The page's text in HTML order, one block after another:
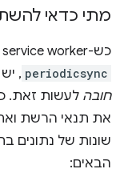
מתי כדאי
כש-service worker מתעורר כדי לטפל באירוע
periodicsync
,
חובה לעשות זאת.
את תנאי הרשת ואת
שונות של נתונים
הבאים: